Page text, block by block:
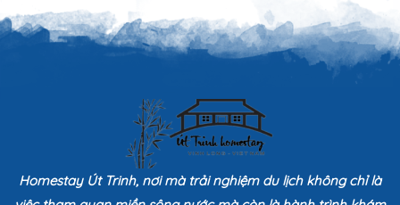
Homestay Út Trinh, nơi mà trải nghiệm du lịch không chỉ là